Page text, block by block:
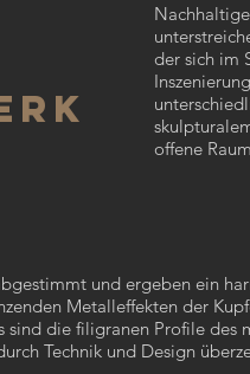
der sich im
offene
und ergeben ein
Metalleffekten der
sind die filigranen Profile
Technik und Design